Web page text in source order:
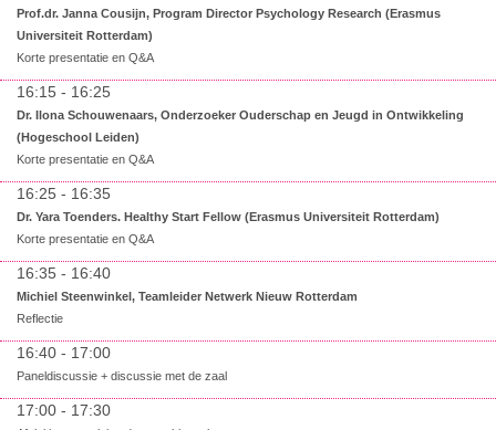
Prof.dr. Janna Cousijn, Program Director Psychology Research (Erasmus
Universiteit Rotterdam)
Korte presentatie en Q&A
16:15 - 16:25
Dr. Ilona Schouwenaars, Onderzoeker Ouderschap en Jeugd in Ontwikkeling
(Hogeschool Leiden)
Korte presentatie en Q&A
16:25 - 16:35
Dr. Yara Toenders. Healthy Start Fellow (Erasmus Universiteit Rotterdam)
Korte presentatie en Q&A
16:35 - 16:40
Michiel Steenwinkel, Teamleider Netwerk Nieuw Rotterdam
Reflectie
16:40 - 17:00
Paneldiscussie + discussie met de zaal
17:00 - 17:30